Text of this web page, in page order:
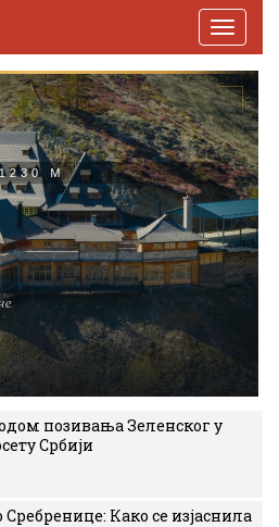
позивања Зеленског у
Србији
Сребренице: Како се изјаснила